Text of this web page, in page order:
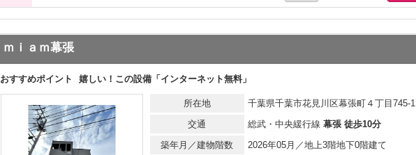
ｍｉａｍ幕張
おすすめポイント 嬉しい！この設備「インターネット無料」
所在地
千葉県千葉市花見川区幕張町４丁目745-1
交通
総武・中央緩行線 幕張 徒歩10分
築年月／建物階数
2026年05月／地上3階地下0階建て